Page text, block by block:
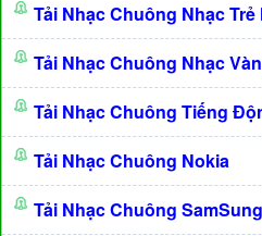
Tải Nhạc Chuông Nhạc Trẻ
Tải Nhạc Chuông Nhạc
Tải Nhạc Chuông Tiếng
Tải Nhạc Chuông Nokia
Tải Nhạc Chuông SamSung